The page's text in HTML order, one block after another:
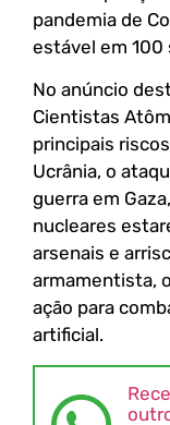
pandemia de
estável em 100
No anúncio
Cientistas
principais
Ucrânia, o
guerra em
nucleares
arsenais e
armamentista,
ação para
artificial.